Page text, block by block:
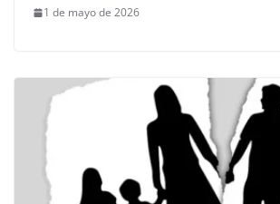
1 de mayo de 2026